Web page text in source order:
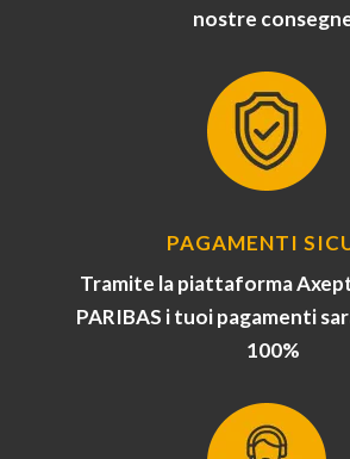
nostre
PAGAMENTI
Tramite la piattaforma
PARIBAS i tuoi pagamenti
100%